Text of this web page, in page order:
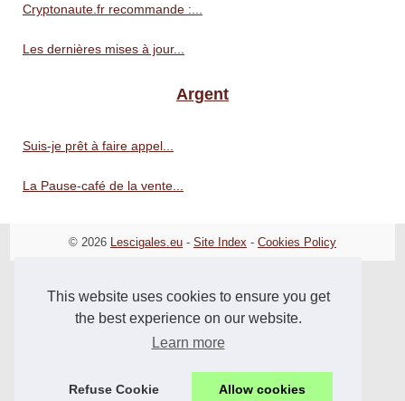
This website uses cookies to ensure you get
the best experience on our website.
Learn more
Refuse Cookie Allow cookies
Cryptonaute.fr recommande :...
Les dernières mises à jour...
Argent
Suis-je prêt à faire appel...
La Pause-café de la vente...
© 2026 Lescigales.eu - Site Index - Cookies Policy